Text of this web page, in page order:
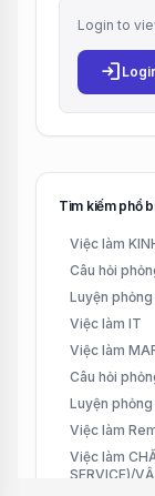
Login to
login
Tìm kiếm phổ
Việc làm
Câu hỏi
Luyện phỏng
Việc làm IT
Việc làm
Câu hỏi
Luyện phỏng
Việc làm
Việc làm
SERVICE)/